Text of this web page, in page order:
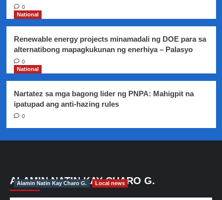
0
National
Renewable energy projects minamadali ng DOE para sa
alternatibong mapagkukunan ng enerhiya – Palasyo
0
National
Nartatez sa mga bagong lider ng PNPA: Mahigpit na
ipatupad ang anti-hazing rules
0
ALAMIN NATIN KAY CHARO G.
Alamin Natin Kay Charo G. Local news